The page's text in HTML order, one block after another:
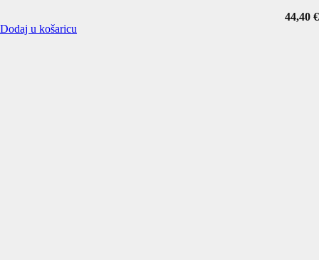
44,40 €
Dodaj u košaricu